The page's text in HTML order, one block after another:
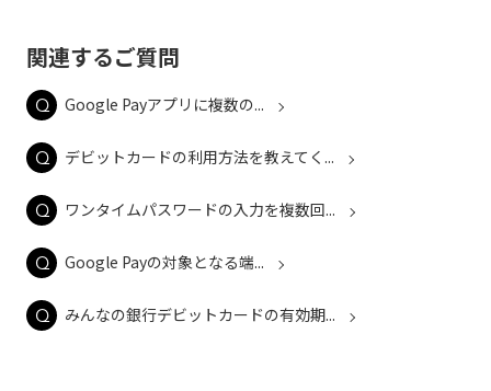
関連するご質問
Google Payアプリに複数の...
デビットカードの利用方法を教えてく...
ワンタイムパスワードの入力を複数回...
Google Payの対象となる端...
みんなの銀行デビットカードの有効期...